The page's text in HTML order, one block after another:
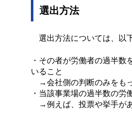
選出方法
選出方法については、以
・その者が労働者の過半
いること
→会社側の判断のみをもっ
・当該事業場の過半数の
→例えば、投票や挙手があ